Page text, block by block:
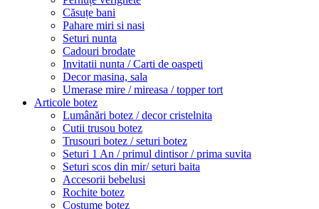
Căsuțe bani
Pahare miri si nasi
Seturi nunta
Cadouri brodate
Invitatii nunta / Carti de oaspeti
Decor masina, sala
Umerase mire / mireasa / topper tort
Articole botez
Lumânări botez / decor cristelnita
Cutii trusou botez
Trusouri botez / seturi botez
Seturi 1 An / primul dintisor / prima suvita
Seturi scos din mir/ seturi baita
Accesorii bebelusi
Rochite botez
Costume botez